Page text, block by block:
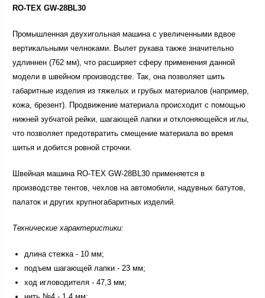
RO-TEX GW-28BL30
Промышленная двухигольная машина с увеличенными вдвое
вертикальными челноками. Вылет рукава также значительно
удлиннен (762 мм), что расширяет сферу применения данной
модели в швейном производстве. Так, она позволяет шить
габаритные изделия из тяжелых и грубых материалов (например,
кожа, брезент). Продвижение материала происходит с помощью
нижней зубчатой рейки, шагающей лапки и отклоняющейся иглы,
что позволяет предотвратить смещение материала во время
шитья и добится ровной строчки.
Швейная машина RO-TEX GW-28BL30 применяется в
производстве тентов, чехлов на автомобили, надувных батутов,
палаток и других крупногабаритных изделий.
Технические характеристики:
длина стежка - 10 мм;
подъем шагающей лапки - 23 мм;
ход игловодителя - 47,3 мм;